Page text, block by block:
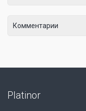
Комментарии
Platinor